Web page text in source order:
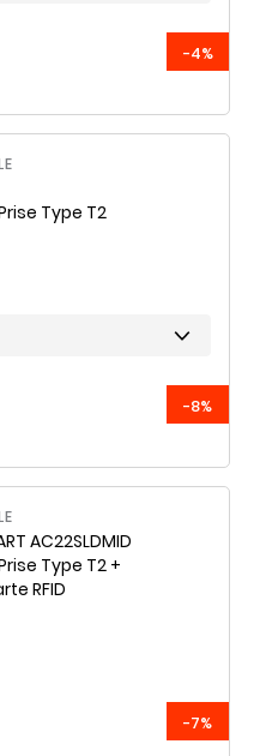
-4%
Type T2
-8%
AC22SLDMID
Type T2 +
RFID
-7%